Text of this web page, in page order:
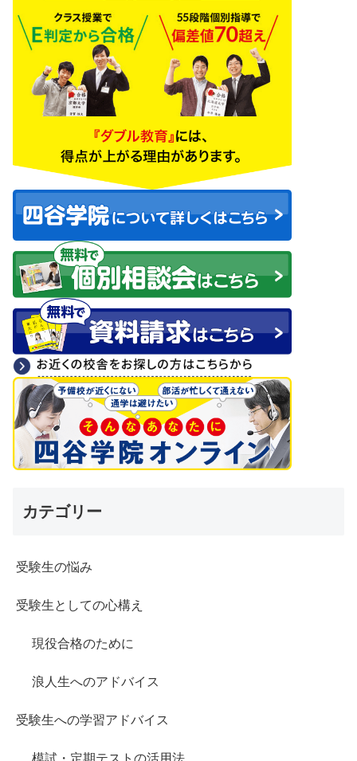
カテゴリー
受験生の悩み
受験生としての心構え
現役合格のために
浪人生へのアドバイス
受験生への学習アドバイス